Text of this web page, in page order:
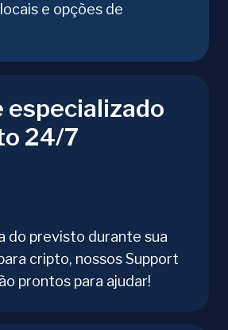
e opções de
especializado
24/7
do previsto durante sua
cripto, nossos Support
prontos para ajudar!